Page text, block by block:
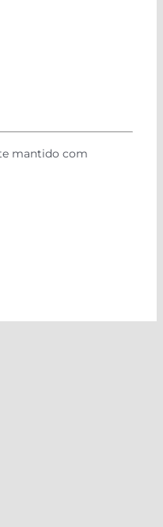
mantido com